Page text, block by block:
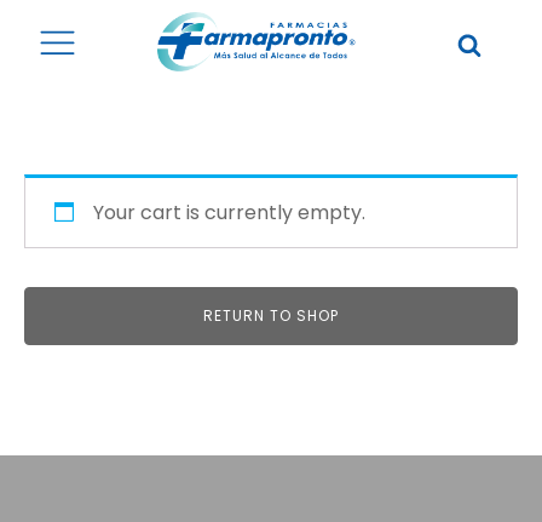
Your cart is currently empty.
RETURN TO SHOP